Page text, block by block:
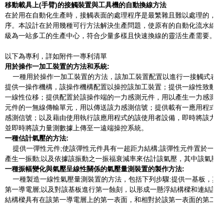
移動載具上(手臂)的接觸裝置與工具機的自動換線方法
在於用在自動化生產時，接觸表面的處理程序是最繁雜且難以處理的
序。本設計在於用幾種可行方法解決生產問題，使原有的自動化流水
級為一站多工的生產中心，符合少量多樣且快速換線的靈活生產需要。
以下為專利，詳如附件一專利清單
用於操作一加工裝置的方法和系統:
一種用於操作一加工裝置的方法，該加工裝置配置以進行一接觸式
提供一操作機構，該操作機構配置以操控該加工裝置；提供一線性致
一線性位移；提供配置於該操作端的一力感測元件，用以產生一力感
元件的一無線傳輸單元，用以傳送該力感測信號；提供載有一應用程
感測信號；以及藉由使用執行該應用程式的該使用者設備，即時將該
並即時將該力量測數據上傳至一遠端操控系統。
一種估計氣壓的方法:
提供一彈性元件;使該彈性元件具有一超距力結構;該彈性元件置於一
產生一振動;以及依據該振動之一振福衰減率來估計該氣壓，其中該氣
一種振幅變化與氣壓呈線性關係的氣壓量測裝置的製作方法:
一種製造一線性氣壓量測裝置的方法，包括下列步驟:提供一基板，
第一導電層;以及對該基板進行第一蝕刻，以形成一懸浮結構樑和連結
結構樑具有在該第一導電層上的第一表面，和相對於該第一表面的第二